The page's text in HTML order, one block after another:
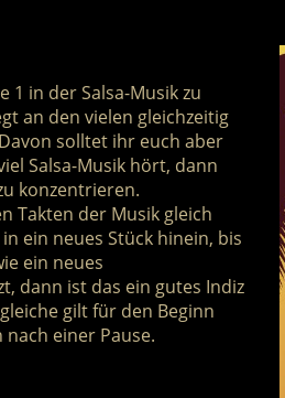
1 in der Salsa-Musik zu
an den vielen gleichzeitig
solltet ihr euch aber
Salsa-Musik hört, dann
konzentrieren.
Takten der Musik gleich
ein neues Stück hinein, bis
ein neues
dann ist das ein gutes Indiz
gilt für den Beginn
einer Pause.